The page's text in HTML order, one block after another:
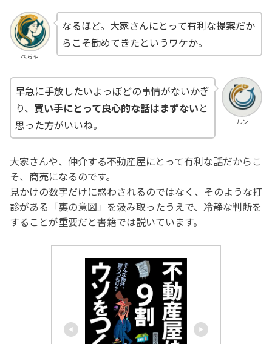
ぺちゃ
なるほど。大家さんにとって有利な提案だか
らこそ勧めてきたというワケか。
ルン
早急に手放したいよっぽどの事情がないかぎ
り、 買い手にとって良心的な話はまずないと
思った方がいいね。
大家さんや、仲介する不動産屋にとって有利な話だからこ
そ、商売になるのです。
見かけの数字だけに惑わされるのではなく、そのような打
診がある「裏の意図」を汲み取ったうえで、冷静な判断を
することが重要だと書籍では説いています。